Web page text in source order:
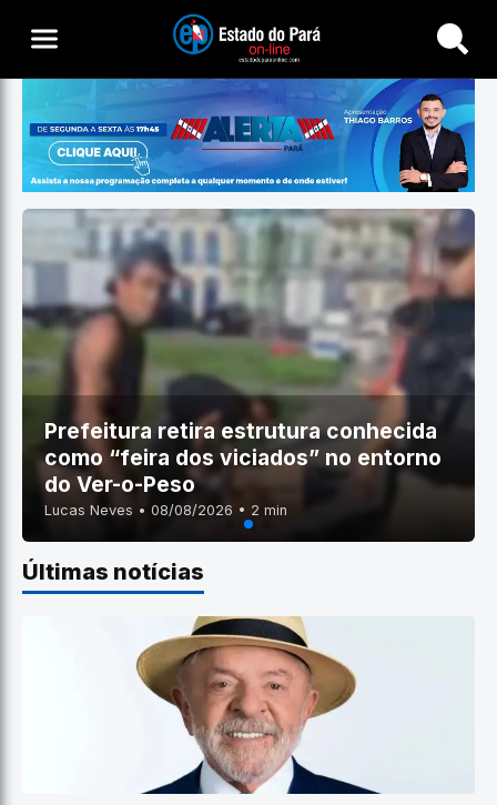
Buscar
Prefeitura retira estrutura conhecida
como “feira dos viciados” no entorno
do Ver-o-Peso
Lucas Neves • 08/08/2026 • 2 min
Últimas notícias